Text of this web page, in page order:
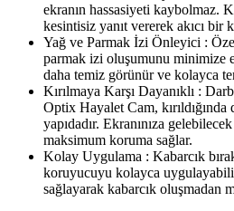
ekranın hassasiyeti kaybolmaz.
kesintisiz yanıt vererek akıcı bir
Yağ ve Parmak İzi Önleyici :
parmak izi oluşumunu minimize
daha temiz görünür ve kolayca
Kırılmaya Karşı Dayanıklı :
Optix Hayalet Cam,
yapıdadır. Ekranınıza
maksimum koruma sağlar.
Kolay Uygulama : Kabarcık
koruyucuyu kolayca
sağlayarak kabarcık oluşmadan